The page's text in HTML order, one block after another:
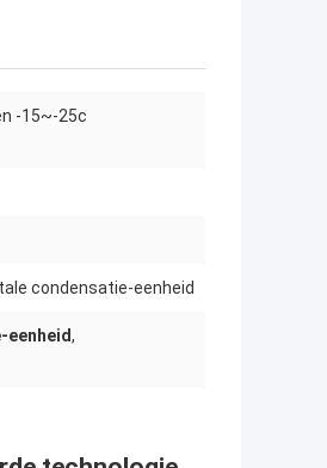
-15~-25c
condensatie-eenheid
eenheid,